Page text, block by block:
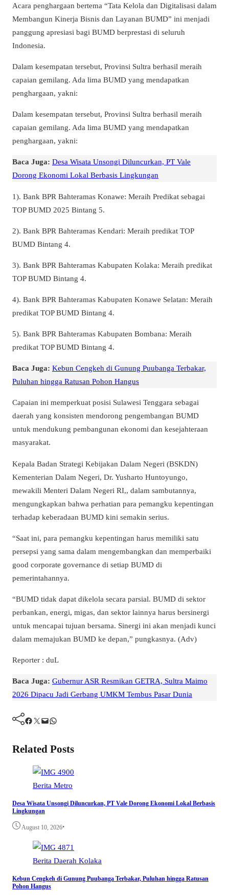
Acara penghargaan bertema “Tata Kelola dan Digitalisasi dalam
Membangun Kinerja Bisnis dan Layanan BUMD” ini menjadi
panggung apresiasi bagi BUMD berprestasi di seluruh
Indonesia.
Dalam kesempatan tersebut, Provinsi Sultra berhasil meraih
capaian gemilang. Ada lima BUMD yang mendapatkan
penghargaan, yakni:
Dalam kesempatan tersebut, Provinsi Sultra berhasil meraih
capaian gemilang. Ada lima BUMD yang mendapatkan
penghargaan, yakni:
Baca Juga: Desa Wisata Unsongi Diluncurkan, PT Vale
Dorong Ekonomi Lokal Berbasis Lingkungan
1). Bank BPR Bahteramas Konawe: Meraih Predikat sebagai
TOP BUMD 2025 Bintang 5.
2). Bank BPR Bahteramas Kendari: Meraih predikat TOP
BUMD Bintang 4.
3). Bank BPR Bahteramas Kabupaten Kolaka: Meraih predikat
TOP BUMD Bintang 4.
4). Bank BPR Bahteramas Kabupaten Konawe Selatan: Meraih
predikat TOP BUMD Bintang 4.
5). Bank BPR Bahteramas Kabupaten Bombana: Meraih
predikat TOP BUMD Bintang 4.
Baca Juga: Kebun Cengkeh di Gunung Puubanga Terbakar,
Puluhan hingga Ratusan Pohon Hangus
Capaian ini memperkuat posisi Sulawesi Tenggara sebagai
daerah yang konsisten mendorong pengembangan BUMD
untuk mendukung pembangunan ekonomi dan kesejahteraan
masyarakat.
Kepala Badan Strategi Kebijakan Dalam Negeri (BSKDN)
Kementerian Dalam Negeri, Dr. Yusharto Huntoyungo,
mewakili Menteri Dalam Negeri RI,, dalam sambutannya,
mengungkapkan bahwa perhatian para pemangku kepentingan
terhadap keberadaan BUMD kini semakin serius.
“Saat ini, para pemangku kepentingan harus memiliki satu
persepsi yang sama dalam mengembangkan dan memperbaiki
good corporate governance di setiap BUMD di
pemerintahannya.
“BUMD tidak dapat dikelola secara parsial. BUMD di sektor
perbankan, energi, migas, dan sektor lainnya harus bersinergi
untuk mencapai tujuan bersama. Sinergi ini akan menjadi kunci
dalam memajukan BUMD ke depan,” pungkasnya. (Adv)
Reporter : duL
Baca Juga: Gubernur ASR Resmikan GETRA, Sultra Maimo
2026 Dipacu Jadi Gerbang UMKM Tembus Pasar Dunia
Facebook Twitter Mail WhatsApp
Related Posts
Berita Metro
Desa Wisata Unsongi Diluncurkan, PT Vale Dorong Ekonomi Lokal Berbasis
Lingkungan
August 10, 2026•
Berita Daerah Kolaka
Kebun Cengkeh di Gunung Puubanga Terbakar, Puluhan hingga Ratusan
Pohon Hangus